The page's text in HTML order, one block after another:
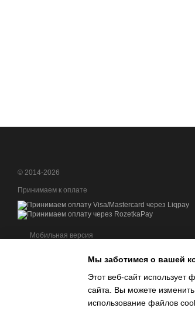
© 2014-2026
Принимаем к оплате
Мобильная версия
Мы заботимся о вашей
Этот веб-сайт использует
сайта. Вы можете
использование файлов